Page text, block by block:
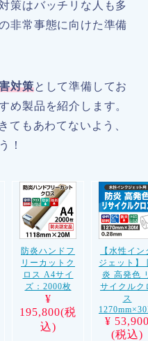
策はバッチリな人も多
非常事態に向けた準備
対策として準備してお
め製品を紹介します。
てもあわてないよう、
！
防炎ハンドフ
リーカットク
ロス A4サイ
ズ：2000枚
¥
195,800(税
込)
【水性イン
ジェット】
炎 高発色
サイクルク
ス
¥
(税込)